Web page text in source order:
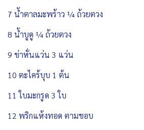
7 น้ำตาลมะพร้าว ¼ ถ้วยตวง
8 น้ำบูดู ¼ ถ้วยตวง
9 ข่าหั่นแว่น 3 แว่น
10 ตะไคร้บุบ 1 ต้น
11 ใบมะกรูด 3 ใบ
12 พริกแห้งทอด ตามชอบ